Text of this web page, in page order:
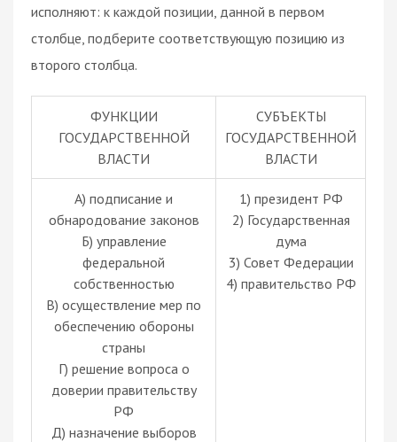
исполняют: к каждой позиции, данной в первом
столбце, подберите соответствующую позицию из
второго столбца.
ФУНКЦИИ
ГОСУДАРСТВЕННОЙ
ВЛАСТИ
СУБЪЕКТЫ
ГОСУДАРСТВЕННОЙ
ВЛАСТИ
А) подписание и
обнародование законов
Б) управление
федеральной
собственностью
В) осуществление мер по
обеспечению обороны
страны
Г) решение вопроса о
доверии правительству
РФ
Д) назначение выборов
1) президент РФ
2) Государственная
дума
3) Совет Федерации
4) правительство РФ